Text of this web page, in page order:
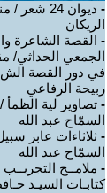
-
ديوان 24 شعر
الريكان
- القصة الشاعرة
الجمعي الحداثي/
في دور القصة
ربيحة الرفاعي
- تصاوير لية الظمأ /
السمّاح عبد الله
- ثلاثاءات عابر
السمّاح عبد الله
- ملامــح
كتابـات السيـد